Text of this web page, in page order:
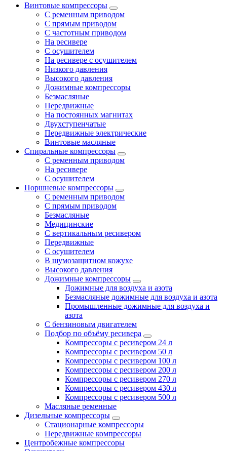
Винтовые компрессоры
С ременным приводом
С прямым приводом
С частотным приводом
На ресивере
С осушителем
На ресивере с осушителем
Низкого давления
Высокого давления
Дожимные компрессоры
Безмасляные
Передвижные
На постоянных магнитах
Двухступенчатые
Передвижные электрические
Винтовые масляные
Спиральные компрессоры
С ременным приводом
На ресивере
С осушителем
Поршневые компрессоры
С ременным приводом
С прямым приводом
Безмасляные
Медицинские
С вертикальным ресивером
Передвижные
С осушителем
В шумозащитном кожухе
Высокого давления
Дожимные компрессоры
Дожимные для воздуха и азота
Безмасляные дожимные для воздуха и азота
Промышленные дожимные для воздуха и
азота
С бензиновым двигателем
Подбор по объёму ресивера
Компрессоры с ресивером 24 л
Компрессоры с ресивером 50 л
Компрессоры с ресивером 100 л
Компрессоры с ресивером 200 л
Компрессоры с ресивером 270 л
Компрессоры с ресивером 430 л
Компрессоры с ресивером 500 л
Масляные ременные
Дизельные компрессоры
Стационарные компрессоры
Передвижные компрессоры
Центробежные компрессоры